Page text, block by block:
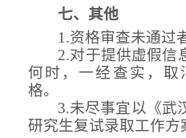
七、 其他
1.资格审查未通过
2.对于提供虚假信
何时，一经查实，取
格。
3.未尽事宜以《武
研究生复试录取工作方